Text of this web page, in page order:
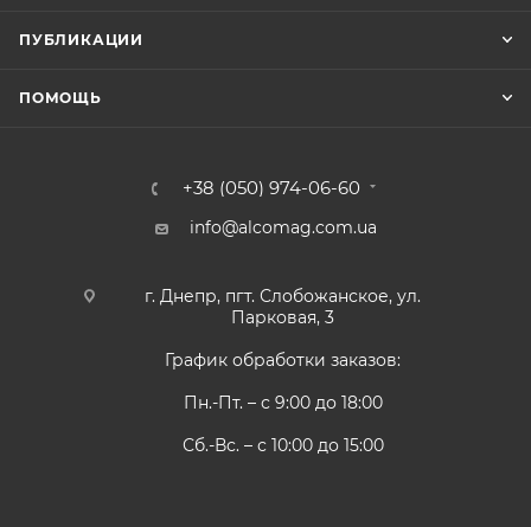
ПУБЛИКАЦИИ
ПОМОЩЬ
+38 (050) 974-06-60
info@alcomag.com.ua
г. Днепр, пгт. Слобожанское, ул.
Парковая, 3
График обработки заказов:
Пн.-Пт. – с 9:00 до 18:00
Сб.-Вс. – с 10:00 до 15:00